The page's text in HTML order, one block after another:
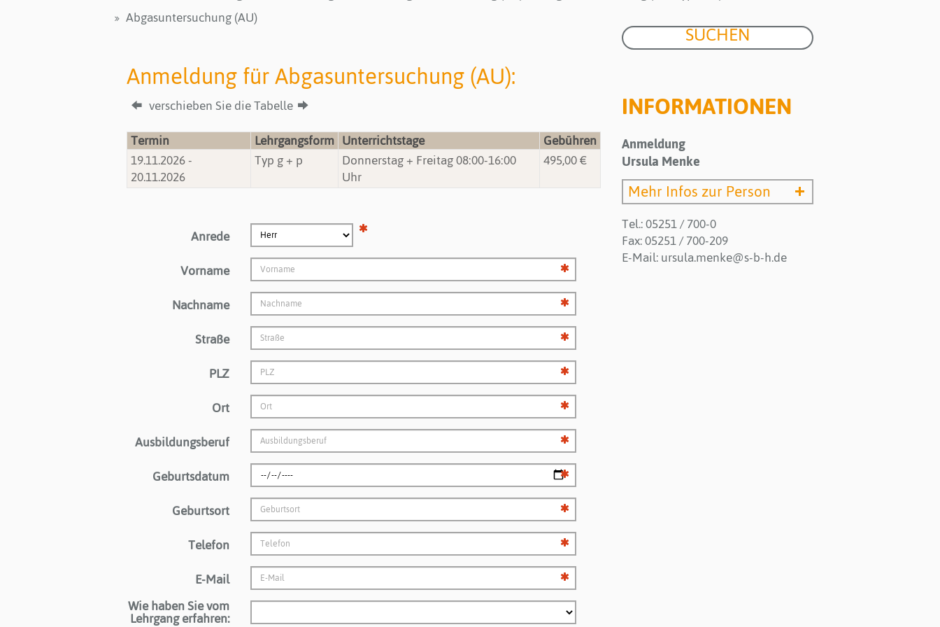
e Abgasuntersuchung (AU)
Anmeldung für Abgasuntersuchung (AU):
verschieben Sie die Tabelle
Termin
Lehrgangsform Unterrichtstage
Gebühren
19.11.2026-
20.11.2026
Typ g + p Donnerstag + Freitag 08:00-16:00
Uhr
495,00 €
Anrede
Vorname
Nachname
Straße
PLZ
Ort
Ausbildungsberuf
Geburtsdatum
Geburtsort
Telefon
E-Mail
Wie haben Sie vom
Lehrgang erfahren:
INFORMATIONEN
Anmeldung
Ursula Menke
Mehr Infos zur Person
Tel.: 05251 / 700-0
Fax: 05251 / 700-209
E-Mail:ursula.menke@s-b-h.de